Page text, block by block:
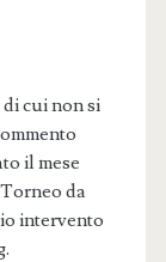
cui non si
il mese
da
intervento